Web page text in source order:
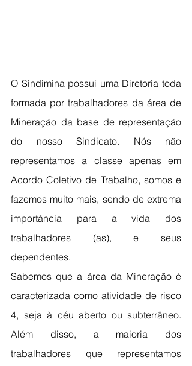
O Sindimina possui uma Diretoria toda
formada por trabalhadores da área de
Mineração da base de representação
do nosso Sindicato. Nós não
representamos a classe apenas em
Acordo Coletivo de Trabalho, somos e
fazemos muito mais, sendo de extrema
importância para a vida dos
trabalhadores (as), e seus
dependentes.
Sabemos que a área da Mineração é
caracterizada como atividade de risco
4, seja à céu aberto ou subterrâneo.
Além disso, a maioria dos
trabalhadores que representamos